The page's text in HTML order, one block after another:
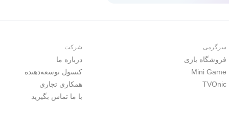
سرگرمی
فروشگاه بازی
Mini Game
TVOnic
شرکت
درباره ما
کنسول توسعه‌دهنده
همکاری تجاری
با ما تماس بگیرید